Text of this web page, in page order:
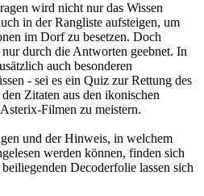
wird nicht nur das Wissen
in der Rangliste aufsteigen, um
im Dorf zu besetzen. Doch
durch die Antworten geebnet. In
auch besonderen
- sei es ein Quiz zur Rettung des
Zitaten aus den ikonischen
Filmen zu meistern.
und der Hinweis, in welchem
werden können, finden sich
Decoderfolie lassen sich